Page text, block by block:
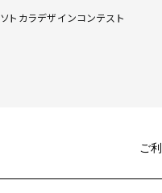
ソトカラデザインコンテスト
ご